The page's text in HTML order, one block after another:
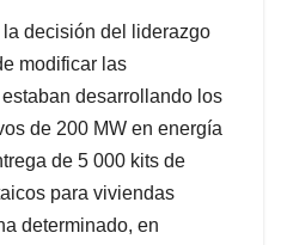
decisión del liderazgo
modificar las
desarrollando los
de 200 MW en energía
de 5 000 kits de
para viviendas
determinado, en